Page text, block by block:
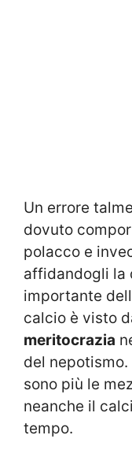
Un errore
dovuto
polacco e
affidandogli la
importante
calcio è visto
meritocrazia
del
sono più le
neanche il
tempo.